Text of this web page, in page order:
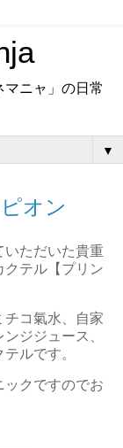
ニャ」の日常
▼
オン
いただいた貴重
クテル【プリン
チコ氣水、自家
ジジュース、
ルです。
ックですのでお